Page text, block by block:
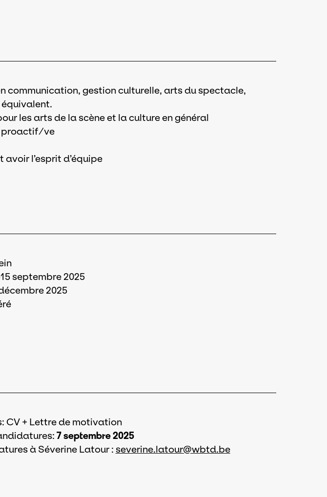
communication, gestion culturelle, arts du spectacle,
les arts de la scène et la culture en général
proactif/ve
l’esprit d’équipe
septembre 2025
2025
CV + Lettre de motivation
7 septembre 2025
à Séverine Latour : severine.latour@wbtd.be